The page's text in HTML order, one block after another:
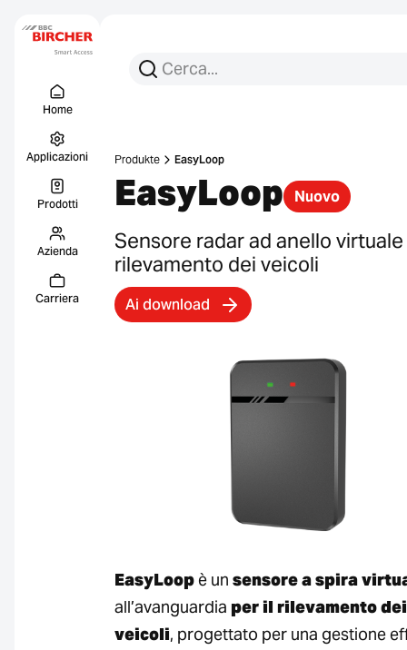
Home
Applicazioni
Prodotti
Azienda
Carriera
Cerca per:
Ricerca
Produkte EasyLoop
EasyLoop Nuovo
Sensore radar ad anello
rilevamento dei veicoli
Ai download
EasyLoop è un sensore a spira
all’avanguardia per il rilevamento dei
veicoli, progettato per una gestione